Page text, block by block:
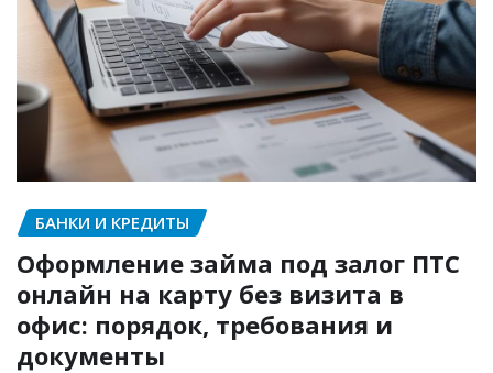
БАНКИ И КРЕДИТЫ
Оформление займа под залог ПТС
онлайн на карту без визита в
офис: порядок, требования и
документы